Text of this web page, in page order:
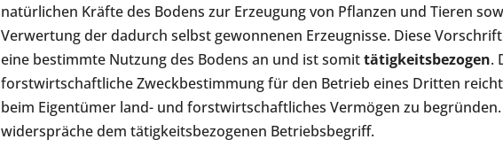
natürlichen Kräfte des Bodens zur Erzeugung von Pflanzen und Tieren
Verwertung der dadurch selbst gewonnenen Erzeugnisse. Diese
eine bestimmte Nutzung des Bodens an und ist somittätigkeitsbezogen.
forstwirtschaftliche Zweckbestimmung für den Betrieb eines Dritten
beim Eigentümer land- und forstwirtschaftliches Vermögen zu begründen.
widerspräche dem tätigkeitsbezogenen Betriebsbegriff.